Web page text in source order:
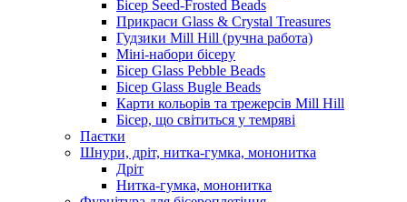
Бісер Seed-Frosted Beads
Прикраси Glass & Crystal Treasures
Гудзики Mill Hill (ручна работа)
Міні-набори бісеру
Бісер Glass Pebble Beads
Бісер Glass Bugle Beads
Карти кольорів та трежерсів Mill Hill
Бісер, що світиться у темряві
Паєтки
Шнури, дріт, нитка-гумка, мононитка
Дріт
Нитка-гумка, мононитка